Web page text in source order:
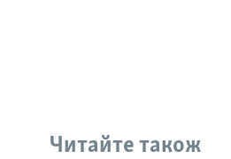
Читайте також